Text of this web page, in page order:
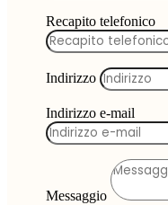
Recapito telefonico
Indirizzo
Indirizzo e-mail
Messaggio